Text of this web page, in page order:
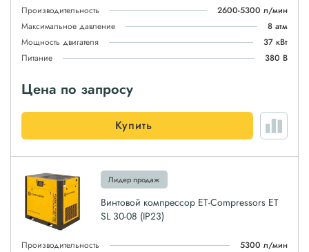
Производительность
2600-5300 л/мин
Максимальное давление
8 атм
Мощность двигателя
37 кВт
Питание
380 В
Цена по запросу
Купить
Лидер продаж
Винтовой компрессор ET-Compressors ET
SL 30-08 (IP23)
Производительность
5300 л/мин